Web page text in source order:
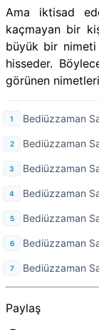
Ama iktisad
kaçmayan bir
büyük bir nimeti
hisseder.
görünen
Bediüzzaman
Bediüzzaman
Bediüzzaman
Bediüzzaman
Bediüzzaman
Bediüzzaman
Bediüzzaman
Paylaş